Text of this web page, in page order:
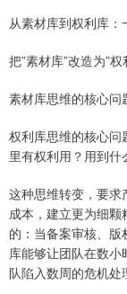
从素材库到权利库
把”素材库”改造为”
素材库思维的核心问
权利库思维的核心问
里有权利用？用到什
这种思维转变，要
成本，建立更为细
的：当备案审核、
库能够让团队在数
队陷入数周的危机处